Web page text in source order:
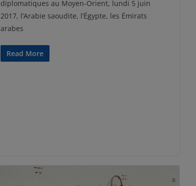
diplomatiques au Moyen-Orient, lundi 5 juin
2017, l’Arabie saoudite, l’Égypte, les Émirats
arabes
Read More